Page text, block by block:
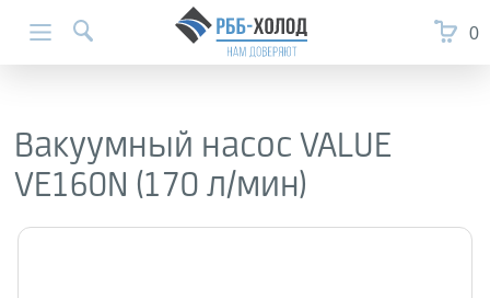
0
Вакуумный насос VALUE
VE160N (170 л/мин)